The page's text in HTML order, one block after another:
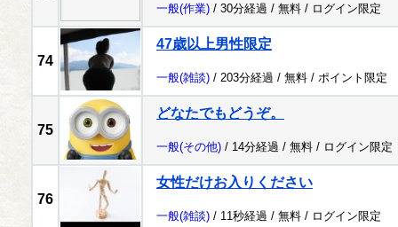
一般(作業) / 30分経過 / 無料 / ログイン限定
74
47歳以上男性限定
一般(雑談) / 203分経過 / 無料 / ポイント限定
75
どなたでもどうぞ。
一般(その他) / 14分経過 / 無料 / ログイン限定
76
女性だけお入りください
一般(雑談) / 11秒経過 / 無料 / ログイン限定